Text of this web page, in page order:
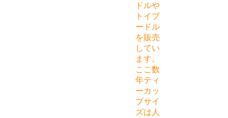
ドルや
トイプ
ードル
を販売
してい
ます。
ここ数
年ティ
ーカッ
プサイ
ズは人